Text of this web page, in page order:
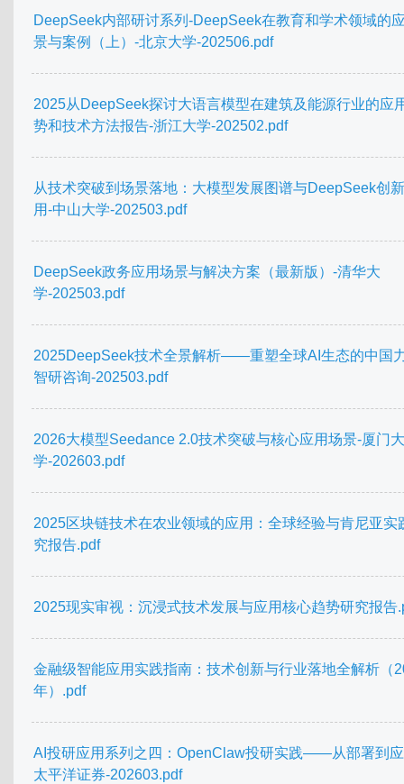
DeepSeek内部研讨系列-DeepSeek在教育和学术领域的
景与案例（上）-北京大学-202506.pdf
2025从DeepSeek探讨大语言模型在建筑及能源行业的应
势和技术方法报告-浙江大学-202502.pdf
从技术突破到场景落地：大模型发展图谱与DeepSeek创
用-中山大学-202503.pdf
DeepSeek政务应用场景与解决方案（最新版）-清华大
学-202503.pdf
2025DeepSeek技术全景解析——重塑全球AI生态的中国
智研咨询-202503.pdf
2026大模型Seedance 2.0技术突破与核心应用场景-厦门大
学-202603.pdf
2025区块链技术在农业领域的应用：全球经验与肯尼亚实
究报告.pdf
2025现实审视：沉浸式技术发展与应用核心趋势研究报告
金融级智能应用实践指南：技术创新与行业落地全解析（
年）.pdf
AI投研应用系列之四：OpenClaw投研实践——从部署到
太平洋证券-202603.pdf